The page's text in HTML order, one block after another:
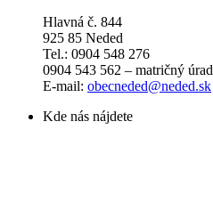
Hlavná č. 844
925 85 Neded
Tel.: 0904 548 276
0904 543 562 – matričný úrad
E-mail: obecneded@neded.sk
Kde nás nájdete